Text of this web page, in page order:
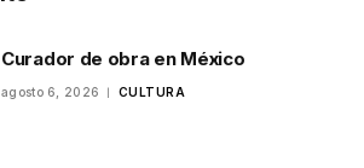
Curador de obra en México
agosto 6, 2026 CULTURA